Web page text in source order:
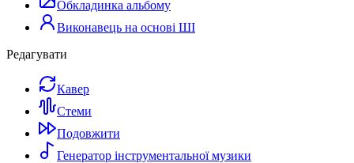
Обкладинка альбому
Виконавець на основі ШІ
Редагувати
Кавер
Стеми
Подовжити
Генератор інструментальної музики